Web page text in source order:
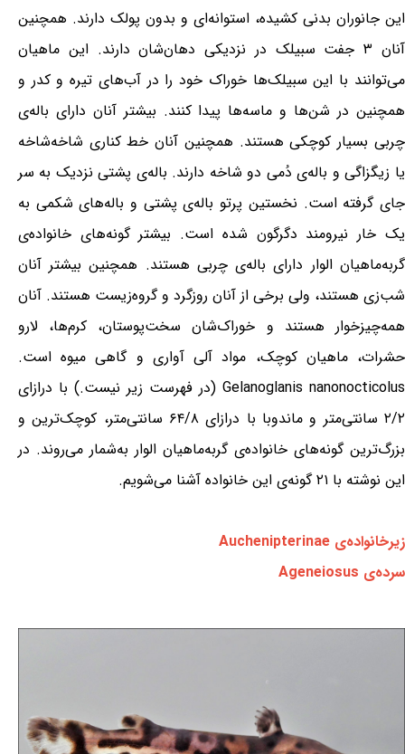
این جانوران بدنی کشیده، استوانه‌ای و بدون پولک دارند. همچنین
آنان ۳ جفت سبیلک در نزدیکی دهان‌شان دارند. این ماهیان
می‌توانند با این سبیلک‌ها خوراک خود را در آب‌های تیره و کدر و
همچنین در شن‌ها و ماسه‌ها پیدا کنند. بیشتر آنان دارای باله‌ی
چربی بسیار کوچکی هستند. همچنین آنان خط کناری شاخه‌شاخه
یا زیگزاگی و باله‌ی دُمی دو شاخه دارند. باله‌ی پشتی نزدیک به سر
جای گرفته است. نخستین پرتو باله‌ی پشتی و باله‌های شکمی به
یک خار نیرومند دگرگون شده است. بیشتر گونه‌های خانواده‌ی
گربه‌ماهیان الوار دارای باله‌ی چربی هستند. همچنین بیشتر آنان
شب‌زی هستند، ولی برخی از آنان روزگرد و گروه‌زیست هستند. آنان
همه‌چیزخوار هستند و خوراک‌شان سخت‌پوستان، کرم‌ها، لارو
حشرات، ماهیان کوچک، مواد آلی آواری و گاهی میوه است.
Gelanoglanis nanonocticolus (در فهرست زیر نیست.) با درازای
۲/۲ سانتی‌متر و ماندوبا با درازای ۶۴/۸ سانتی‌متر، کوچک‌ترین و
بزرگ‌ترین گونه‌های خانواده‌ی گربه‌ماهیان الوار به‌شمار می‌روند. در
این نوشته با ۲۱ گونه‌ی این خانواده آشنا می‌شویم.
زیرخانواده‌ی Auchenipterinae
سرده‌ی Ageneiosus